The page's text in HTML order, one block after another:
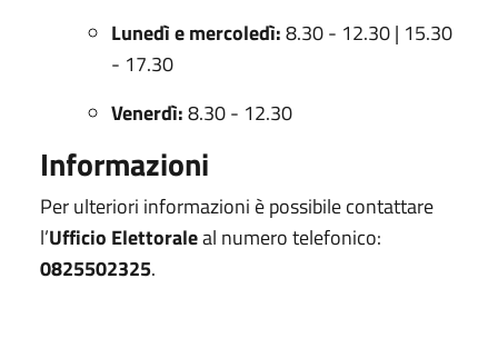
Lunedì e mercoledì:8.30 - 12.30 | 15.30
- 17.30
Venerdì:8.30 - 12.30
Informazioni
Per ulteriori informazioni è possibile contattare
l’Ufficio Elettoraleal numero telefonico:
0825502325.